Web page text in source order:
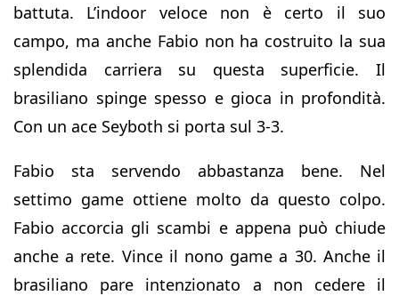
battuta. L’indoor veloce non è certo il suo
campo, ma anche Fabio non ha costruito la sua
splendida carriera su questa superficie. Il
brasiliano spinge spesso e gioca in profondità.
Con un ace Seyboth si porta sul 3-3.
Fabio sta servendo abbastanza bene. Nel
settimo game ottiene molto da questo colpo.
Fabio accorcia gli scambi e appena può chiude
anche a rete. Vince il nono game a 30. Anche il
brasiliano pare intenzionato a non cedere il